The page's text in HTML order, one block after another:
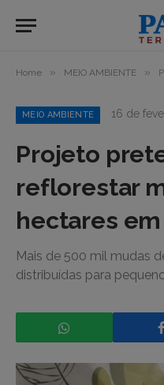
Home » MEIO AMBIENTE »
MEIO AMBIENTE 16 de
Projeto
reflorestar
hectares
Mais de 500 mil mudas
distribuídas para